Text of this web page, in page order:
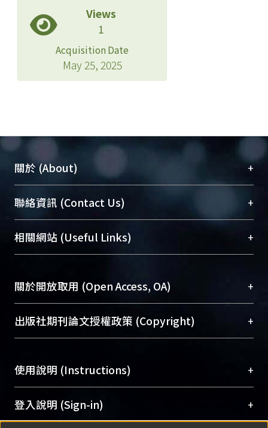
Views
1
Acquisition Date
May 25, 2025
關於 (About) +
臺大位居世界頂尖大學之列，為永久珍藏及向國際
展現本校豐碩的研究成果及學術能量，圖書館整合
機構典藏（NTUR）與學術庫（AH）不同功能平
台，成為臺大學術典藏NTU scholars。期能整合研
成果。
To permanently archive and promote researcher
profiles and scholarly works, Library integrates the
services of “NTU Repository” with “Academic
聯絡資訊 (Contact Us) +
總館學科館員(Main Library)
醫學圖書館學科館員(Medical Library)
Sciences Library)
相關網站 (Useful Links) +
關於開放取用 (Open Access, OA) +
開放取用是從使用者角度提升資訊取用性的社會運
動，應用在學術研究上是透過將研究著作公開供使
用逐年攀升。同時可加速研究發展、提升研究影響
Archive）平台。 （點選深入了解OA）
出版社期刊論文授權政策 (Copyright) +
含部分內容的版權非匯入者所有，或由第三方贊
助與合作完成，請確認該版權所有者及第三方同
意提供此授權。
Please represent that the submission is your
使用說明 (Instructions) +
網站簡介(Quickstart Guide)
使用手冊(Instruction Manual)
登入說明 (Sign-in) +